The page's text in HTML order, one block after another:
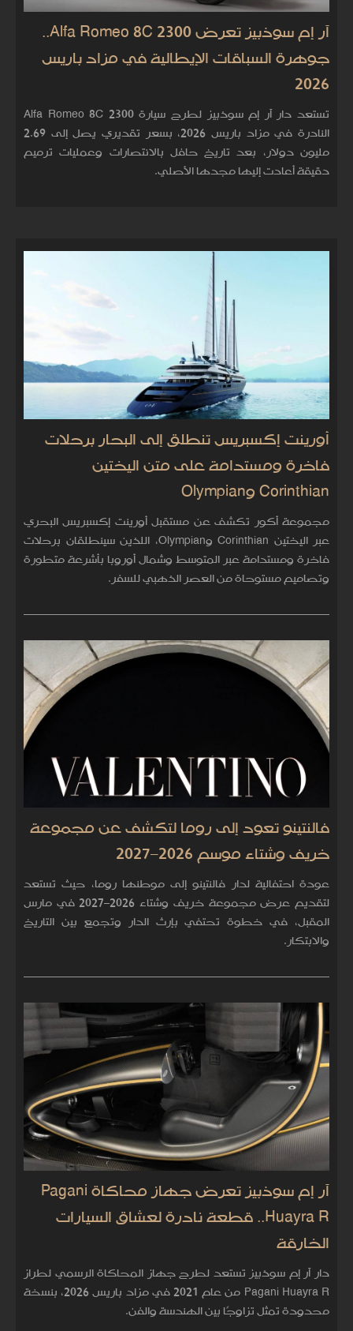
آر إم سوذبيز تعرض Alfa Romeo 8C 2300..
جوهرة السباقات الإيطالية في مزاد باريس
2026
تستعد دار آر إم سوذبيز لطرح سيارة Alfa Romeo 8C 2300
النادرة في مزاد باريس 2026، بسعر تقديري يصل إلى 2.69
مليون دولار، بعد تاريخ حافل بالانتصارات وعمليات ترميم
دقيقة أعادت إليها مجدها الأصلي.
أورينت إكسبريس تنطلق إلى البحار برحلات
فاخرة ومستدامة على متن اليختين
Corinthian وOlympian
مجموعة أكور تكشف عن مستقبل أورينت إكسبريس البحري
عبر اليختين Corinthian وOlympian، اللذين سينطلقان برحلات
فاخرة ومستدامة عبر المتوسط وشمال أوروبا بأشرعة متطورة
وتصاميم مستوحاة من العصر الذهبي للسفر.
فالنتينو تعود إلى روما لتكشف عن مجموعة
خريف وشتاء موسم 2026–2027
عودة احتفالية لدار فالنتينو إلى موطنها روما، حيث تستعد
لتقديم عرض مجموعة خريف وشتاء 2026–2027 في مارس
المقبل، في خطوة تحتفي بإرث الدار وتجمع بين التاريخ
والابتكار.
آر إم سوذبيز تعرض جهاز محاكاة Pagani
Huayra R.. قطعة نادرة لعشاق السيارات
الخارقة
دار آر إم سوذبيز تستعد لطرح جهاز المحاكاة الرسمي لطراز
Pagani Huayra R من عام 2021 في مزاد باريس 2026، بنسخة
محدودة تمثل تزاوجًا بين الهندسة والفن.